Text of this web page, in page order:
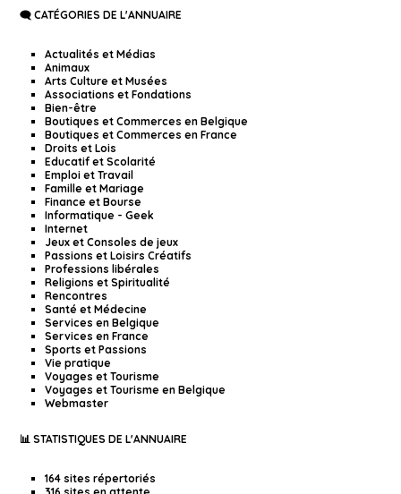
🗨️ CATÉGORIES DE L'ANNUAIRE
Actualités et Médias
Animaux
Arts Culture et Musées
Associations et Fondations
Bien-être
Boutiques et Commerces en Belgique
Boutiques et Commerces en France
Droits et Lois
Educatif et Scolarité
Emploi et Travail
Famille et Mariage
Finance et Bourse
Informatique - Geek
Internet
Jeux et Consoles de jeux
Passions et Loisirs Créatifs
Professions libérales
Religions et Spiritualité
Rencontres
Santé et Médecine
Services en Belgique
Services en France
Sports et Passions
Vie pratique
Voyages et Tourisme
Voyages et Tourisme en Belgique
Webmaster
📊 STATISTIQUES DE L'ANNUAIRE
164 sites répertoriés